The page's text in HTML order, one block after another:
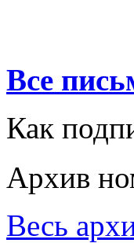
Все
Как
Архив
Весь